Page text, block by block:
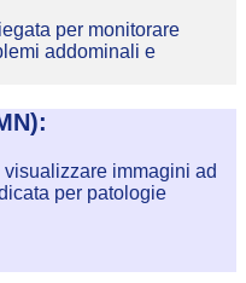
per monitorare
addominali e
immagini ad
per patologie